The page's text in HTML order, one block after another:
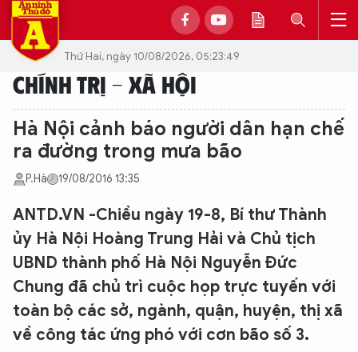
Thứ Hai, ngày 10/08/2026, 05:23:49
CHÍNH TRỊ - XÃ HỘI
Hà Nội cảnh báo người dân hạn chế
ra đường trong mưa bão
P.Hà 19/08/2016 13:35
ANTD.VN -Chiều ngày 19-8, Bí thư Thành
ủy Hà Nội Hoàng Trung Hải và Chủ tịch
UBND thành phố Hà Nội Nguyễn Đức
Chung đã chủ trì cuộc họp trực tuyến với
toàn bộ các sở, ngành, quận, huyện, thị xã
về công tác ứng phó với cơn bão số 3.